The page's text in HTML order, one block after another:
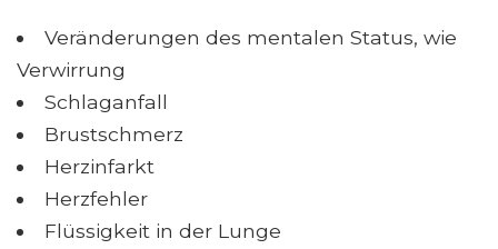
Veränderungen des mentalen Status, wie
Verwirrung
Schlaganfall
Brustschmerz
Herzinfarkt
Herzfehler
Flüssigkeit in der Lunge